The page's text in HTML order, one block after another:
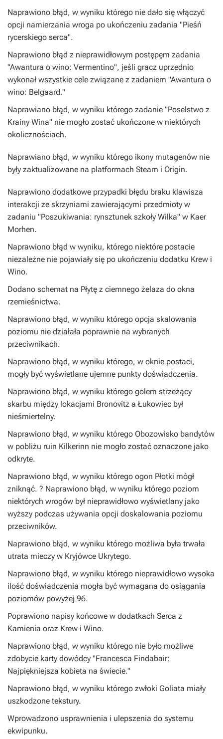
Naprawiono błąd, w wyniku którego nie dało się włączyć
opcji namierzania wroga po ukończeniu zadania "Pieśń
rycerskiego serca".
Naprawiono błąd z nieprawidłowym postępęm zadania
"Awantura o wino: Vermentino", jeśli gracz uprzednio
wykonał wszystkie cele związane z zadaniem "Awantura o
wino: Belgaard."
Naprawiano błąd, w wyniku którego zadanie "Poselstwo z
Krainy Wina" nie mogło zostać ukończone w niektórych
okolicznościach.
Naprawiano błąd, w wyniku którego ikony mutagenów nie
były zaktualizowane na platformach Steam i Origin.
Naprawiono dodatkowe przypadki błędu braku klawisza
interakcji ze skrzyniami zawierającymi przedmioty w
zadaniu "Poszukiwania: rynsztunek szkoły Wilka" w Kaer
Morhen.
Naprawiono błąd w wyniku, którego niektóre postacie
niezależne nie pojawiały się po ukończeniu dodatku Krew i
Wino.
Dodano schemat na Płytę z ciemnego żelaza do okna
rzemieśnictwa.
Naprawiono błąd, w wyniku którego opcja skalowania
poziomu nie działała poprawnie na wybranych
przeciwnikach.
Naprawiono błąd, w wyniku którego, w oknie postaci,
mogły być wyświetlane ujemne punkty doświadczenia.
Naprawiono błąd, w wyniku którego golem strzeżący
skarbu między lokacjami Bronovitz a Łukowiec był
nieśmiertelny.
Naprawiono błąd, w wyniku którego Obozowisko bandytów
w pobliżu ruin Kilkerinn nie mogło zostać oznaczone jako
odkryte.
Naprawiono błąd, w wyniku którego ogon Płotki mógł
zniknąć. ? Naprawiono błąd, w wyniku którego poziom
niektórych wrogów był nieprawidłowo wyświetlany jako
wyższy podczas używania opcji doskalowania poziomu
przeciwników.
Naprawiono błąd, w wyniku którego możliwa była trwała
utrata mieczy w Kryjówce Ukrytego.
Naprawiono błąd, w wyniku którego nieprawidłowo wysoka
ilość doświadczenia mogła być wymagana do osiągania
poziomów powyżej 96.
Poprawiono napisy końcowe w dodatkach Serca z
Kamienia oraz Krew i Wino.
Naprawiono błąd, w wyniku którego nie było możliwe
zdobycie karty dowódcy "Francesca Findabair:
Najpiękniejsza kobieta na świecie."
Naprawiono błąd, w wyniku którego zwłoki Goliata miały
uszkodzone tekstury.
Wprowadzono usprawnienia i ulepszenia do systemu
ekwipunku.